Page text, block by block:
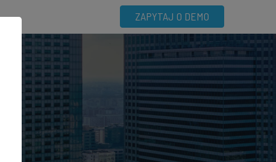
ZAPYTAJ O DEMO